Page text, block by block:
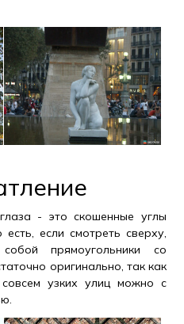
- это скошенные углы
если смотреть сверху,
прямоугольники со
оригинально, так как
узких улиц можно с